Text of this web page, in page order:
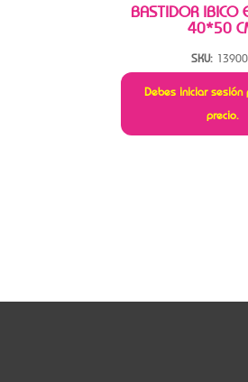
BASTIDOR IBICO
40*50
SKU:
Debes iniciar sesión
precio.